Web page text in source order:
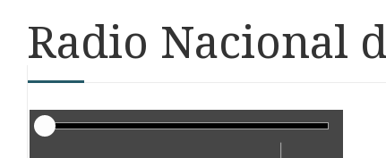
Radio Nacional
Reproductor